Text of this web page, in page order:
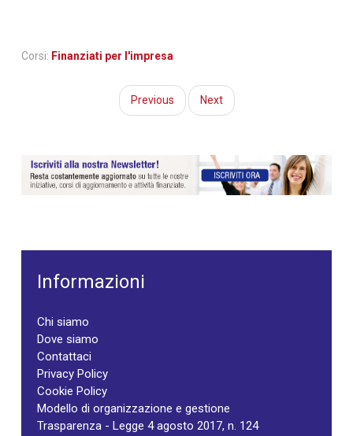
Corsi: Finanziati per l'impresa
Previous Next
Informazioni
Chi siamo
Dove siamo
Contattaci
Privacy Policy
Cookie Policy
Modello di organizzazione e gestione
Trasparenza - Legge 4 agosto 2017, n. 124